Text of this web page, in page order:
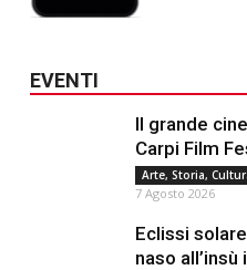
EVENTI
Il grande
Carpi Film
Arte, Storia,
7 Agosto 2026
Eclissi
naso